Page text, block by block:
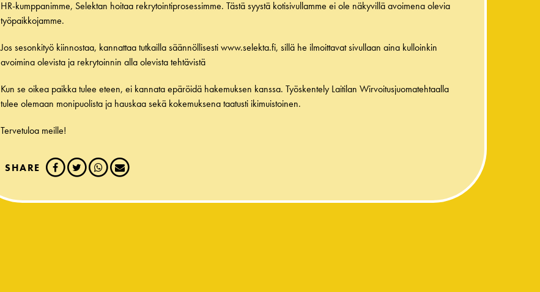
HR-kumppanimme, Selektan hoitaa rekrytointiprosessimme. Tästä syystä kotisivullamme ei ole näkyvillä avoimena olevia
työpaikkojamme.
Jos sesonkityö kiinnostaa, kannattaa tutkailla säännöllisestiwww.selekta.fi, sillä he ilmoittavat sivullaan aina kulloinkin
avoimina olevista ja rekrytoinnin alla olevista tehtävistä
Kun se oikea paikka tulee eteen, ei kannata epäröidä hakemuksen kanssa. Työskentely Laitilan Wirvoitusjuomatehtaalla
tulee olemaan monipuolista ja hauskaa sekä kokemuksena taatusti ikimuistoinen.
Tervetuloa meille!
SHARE